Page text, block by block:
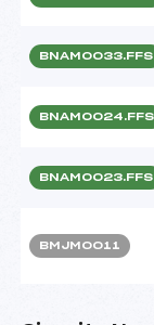
BNAM0033.FFS
BNAM0024.FFS
BNAM0023.FFS
BMJM0011